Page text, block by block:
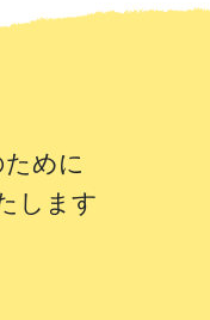
めに
します